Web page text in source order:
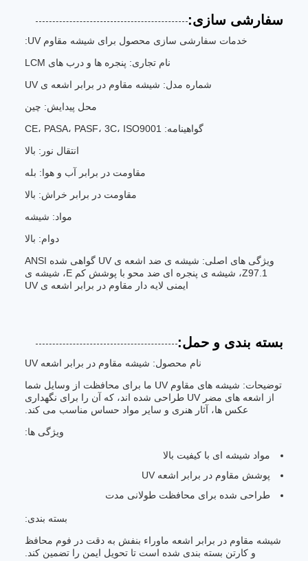
سفارشی سازی:
خدمات سفارشی سازی محصول برای شیشه مقاوم UV:
نام تجاری: پنجره ها و درب های LCM
شماره مدل: شیشه مقاوم در برابر اشعه ی UV
محل پیدایش: چین
گواهینامه: CE، PASA، PASF، 3C، ISO9001
انتقال نور: بالا
مقاومت در برابر آب و هوا: بله
مقاومت در برابر خراش: بالا
مواد: شیشه
دوام: بالا
ویژگی های اصلی: شیشه ی ضد اشعه ی UV گواهی شده ANSI
Z97.1، شیشه ی پنجره ای ضد محو با پوشش کم E، شیشه ی
ایمنی لایه دار مقاوم در برابر اشعه ی UV
بسته بندی و حمل:
نام محصول: شیشه مقاوم در برابر اشعه UV
توضیحات: شیشه های مقاوم UV ما برای محافظت از وسایل شما
از اشعه های مضر UV طراحی شده اند، که آن را برای نگهداری
عکس ها، آثار هنری و سایر مواد حساس مناسب می کند.
ویژگی ها:
مواد شیشه ای با کیفیت بالا
پوشش مقاوم در برابر اشعه UV
طراحی شده برای محافظت طولانی مدت
بسته بندی:
شیشه مقاوم در برابر اشعه ماوراء بنفش به دقت در فوم محافظ
و کارتن بسته بندی شده است تا تحویل ایمن را تضمین کند.